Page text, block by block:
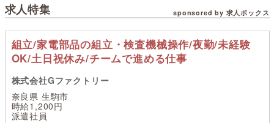
求人特集 sponsored by 求人ボックス
組立/家電部品の組立・検査機械操作/夜勤/未経験
OK/土日祝休み/チームで進める仕事
株式会社Gファクトリー
奈良県 生駒市
時給1,200円
派遣社員